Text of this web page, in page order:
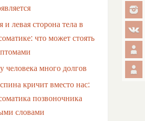
и левая сторона тела в
что может стоять
человека много долгов
кричит вместо нас:
позвоночника
словами